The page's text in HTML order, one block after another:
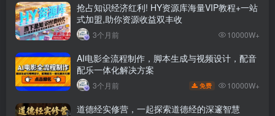
抢占知识经济红利! HY资源库海量VIP教程+一站
式加盟,助你资源收益双丰收
3个月前 10000W+
AI电影全流程制作，脚本生成与视频设计，配音
配乐一体化解决方案
3个月前 免费 10000W+
道德经实修营，一起探索道德经的深邃智慧